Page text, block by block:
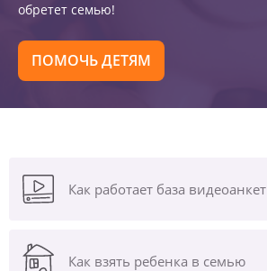
обретет семью!
ПОМОЧЬ ДЕТЯМ
Как работает база видеоанкет
Как взять ребенка в семью